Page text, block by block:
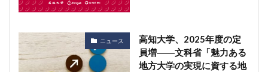
ニュース
高知大学、2025年度の定
員増――文科省「魅力ある
地方大学の実現に資する地